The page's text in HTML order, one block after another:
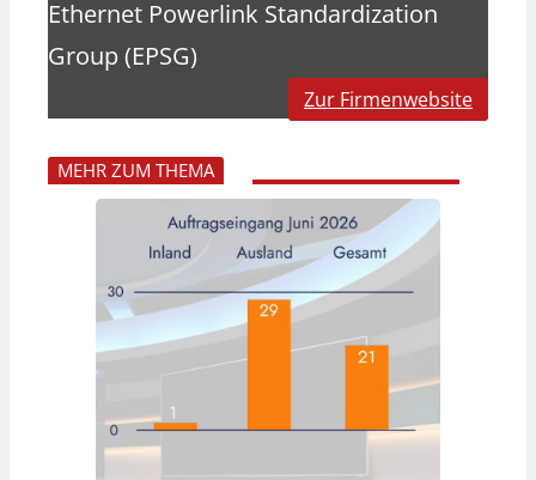
Ethernet Powerlink Standardization
Group (EPSG)
Zur Firmenwebsite
MEHR ZUM THEMA